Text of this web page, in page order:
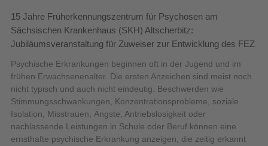
15 Jahre Früherkennungszentrum für Psychosen am
Sächsischen Krankenhaus (SKH) Altscherbitz:
Jubiläumsveranstaltung für Zuweiser zur Entwicklung des FEZ
Psychische Erkrankungen beginnen oft in der Jugend und im
frühen Erwachsenenalter. Die ersten Anzeichen sind meist noch
nicht typisch und auch nicht eindeutig. Beschwerden wie
Stimmungsschwankungen, Konzentrationsprobleme, soziale
Isolation, Misstrauen, Ängste, Antriebslosigkeit oder
nachlassende Leistungen in Schule oder Beruf können eine
ernsthafte psychische Erkrankung anzeigen, die zeitig erkannt